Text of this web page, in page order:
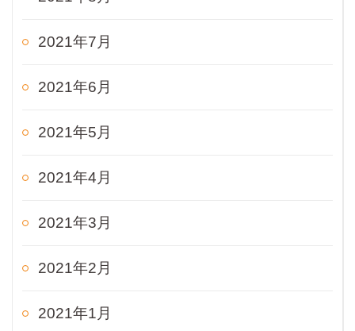
2021年7月
2021年6月
2021年5月
2021年4月
2021年3月
2021年2月
2021年1月